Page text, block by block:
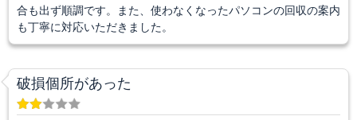
合も出ず順調です。また、使わなくなったパソコンの回収の案内
も丁寧に対応いただきました。
破損個所があった